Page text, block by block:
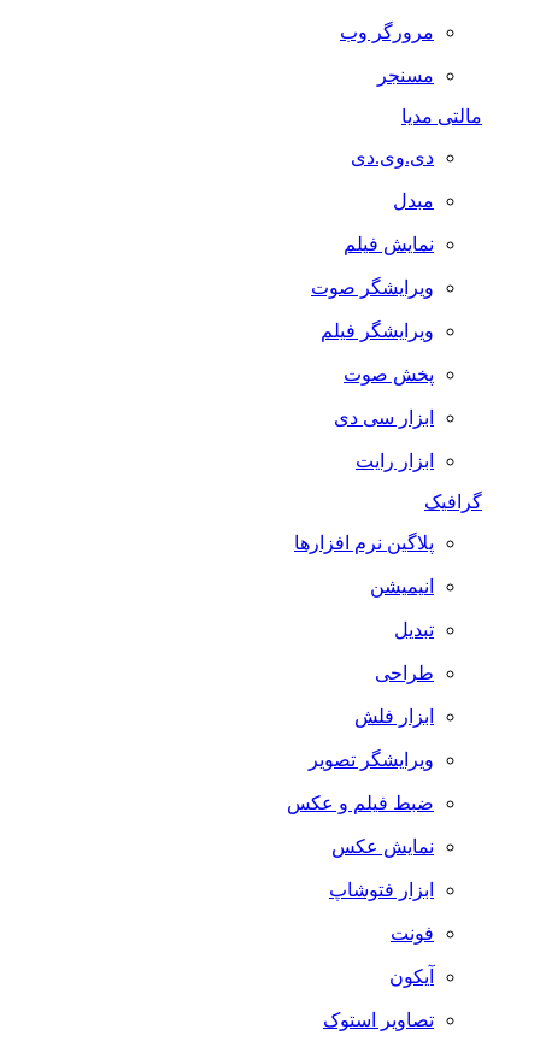
مرورگر وب
مسنجر
مالتی مدیا
دی.وی.دی
مبدل
نمایش فیلم
ویرایشگر صوت
ویرایشگر فیلم
پخش صوت
ابزار سی دی
ابزار رایت
گرافیک
پلاگین نرم افزارها
انیمیشن
تبدیل
طراحی
ابزار فلش
ویرایشگر تصویر
ضبط فيلم و عكس
نمایش عکس
ابزار فتوشاپ
فونت
آیکون
تصاویر استوک